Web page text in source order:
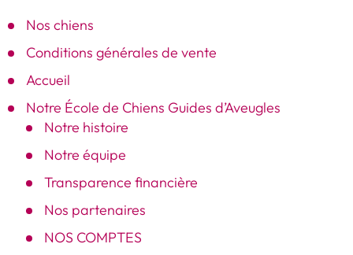
Nos chiens
Conditions générales de vente
Accueil
Notre École de Chiens Guides d’Aveugles
Notre histoire
Notre équipe
Transparence financière
Nos partenaires
NOS COMPTES